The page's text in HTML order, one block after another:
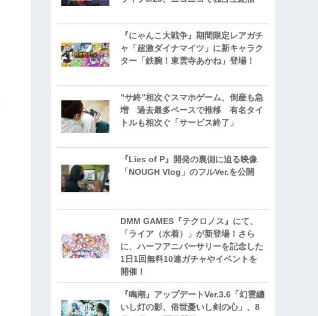
『にゃんこ大戦争』期間限定レアガチ
ャ「超激ダイナマイツ」に新キャラク
ター「鉄腕！東雲寺あかね」登場！
”サ終”相次ぐスマホゲーム、倒産も急
増 過去最多ペースで推移 有名タイ
トルも相次ぐ「サービス終了」
『Lies of P』開発の裏側に迫る映像
「NOUGH Vlog」のフルVer.を公開
DMM GAMES『テクロノス』にて、
「ライア（水着）」が新登場！さら
に、ハーフアニバーサリーを記念した
1日1回無料10連ガチャやイベントを
開催！
『鳴潮』アップデートVer.3.6「幻雲纏
いし灯の影、俗世憂いし剣の心」、8